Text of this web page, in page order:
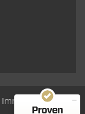
Immonia GmbH